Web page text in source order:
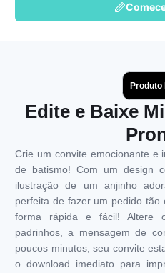
Produto
Edite e Baixe
Crie um convite emocionante e
de batismo! Com um design
ilustração de um anjinho
perfeita de fazer um pedido tão
forma rápida e fácil! Altere
padrinhos, a mensagem de
poucos minutos, seu convite
o download imediato para